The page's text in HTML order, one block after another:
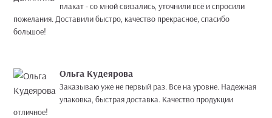
плакат - со мной связались, уточнили всё и спросили
пожелания. Доставили быстро, качество прекрасное, спасибо
большое!
Ольга Кудеярова
Заказываю уже не первый раз. Все на уровне. Надежная
упаковка, быстрая доставка. Качество продукции
отличное!